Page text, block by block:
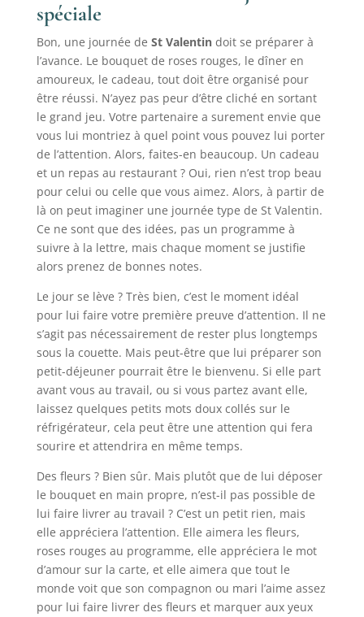
spéciale
Bon, une journée de St Valentindoit se préparer à
l’avance. Le bouquet de roses rouges, le dîner en
amoureux, le cadeau, tout doit être organisé pour
être réussi. N’ayez pas peur d’être cliché en sortant
le grand jeu. Votre partenaire a surement envie que
vous lui montriez à quel point vous pouvez lui porter
de l’attention. Alors, faites-en beaucoup. Un cadeau
et un repas au restaurant ? Oui, rien n’est trop beau
pour celui ou celle que vous aimez. Alors, à partir de
là on peut imaginer une journée type de St Valentin.
Ce ne sont que des idées, pas un programme à
suivre à la lettre, mais chaque moment se justifie
alors prenez de bonnes notes.
Le jour se lève ? Très bien, c’est le moment idéal
pour lui faire votre première preuve d’attention. Il ne
s’agit pas nécessairement de rester plus longtemps
sous la couette. Mais peut-être que lui préparer son
petit-déjeuner pourrait être le bienvenu. Si elle part
avant vous au travail, ou si vous partez avant elle,
laissez quelques petits mots doux collés sur le
réfrigérateur, cela peut être une attention qui fera
sourire et attendrira en même temps.
Des fleurs ? Bien sûr. Mais plutôt que de lui déposer
le bouquet en main propre, n’est-il pas possible de
lui faire livrer au travail ? C’est un petit rien, mais
elle appréciera l’attention. Elle aimera les fleurs,
roses rouges au programme, elle appréciera le mot
d’amour sur la carte, et elle aimera que tout le
monde voit que son compagnon ou mari l’aime assez
pour lui faire livrer des fleurs et marquer aux yeux